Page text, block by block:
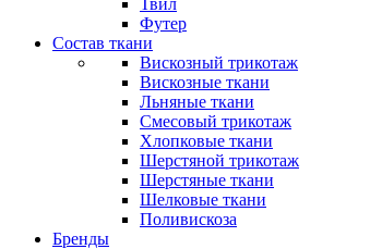
Твил
Футер
Состав ткани
Вискозный трикотаж
Вискозные ткани
Льняные ткани
Смесовый трикотаж
Хлопковые ткани
Шерстяной трикотаж
Шерстяные ткани
Шелковые ткани
Поливискоза
Бренды